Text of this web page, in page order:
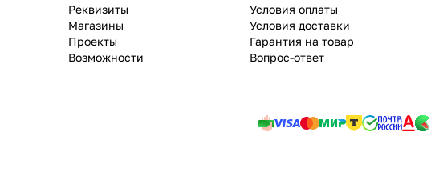
Реквизиты
Магазины
Проекты
Возможности
Условия оплаты
Условия доставки
Гарантия на товар
Вопрос-ответ